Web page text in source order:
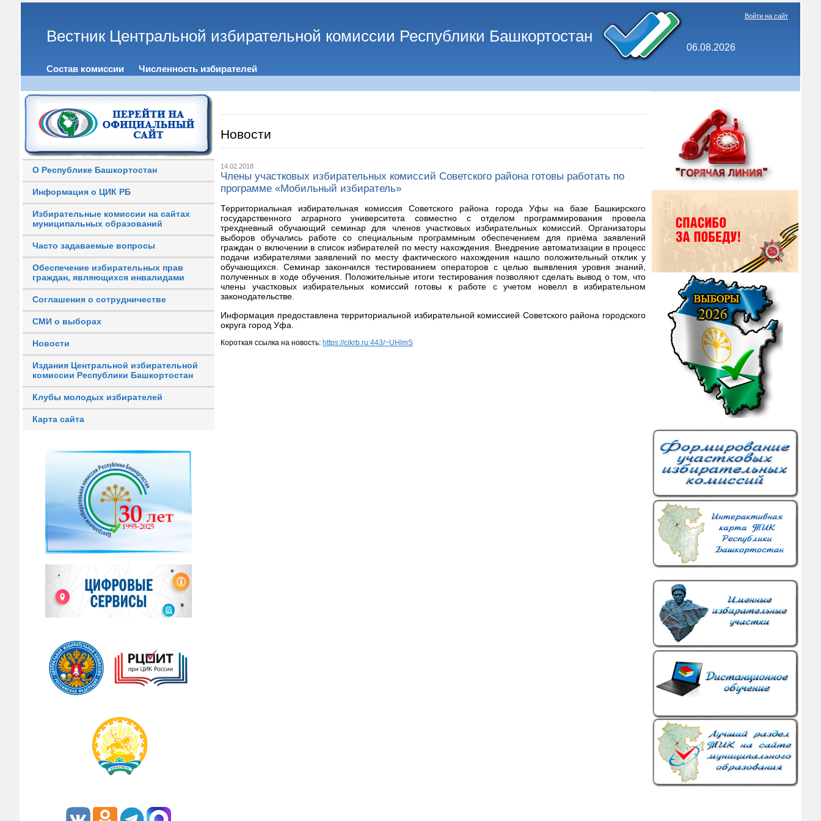
Вестник Центральной избирательной комиссии Республики Башкортостан
06.08.2026
Войти на сайт
Состав комиссии Численность избирателей
О Республике Башкортостан
Информация о ЦИК РБ
Избирательные комиссии на сайтах
муниципальных образований
Часто задаваемые вопросы
Обеспечение избирательных прав
граждан, являющихся инвалидами
Соглашения о сотрудничестве
СМИ о выборах
Новости
Издания Центральной избирательной
комиссии Республики Башкортостан
Клубы молодых избирателей
Карта сайта
Новости
14.02.2018
Члены участковых избирательных комиссий Советского района готовы работать по
программе «Мобильный избиратель»
Территориальная избирательная комиссия Советского района города Уфы на базе Башкирского
государственного аграрного университета совместно с отделом программирования провела
трехдневный обучающий семинар для членов участковых избирательных комиссий. Организаторы
выборов обучались работе со специальным программным обеспечением для приёма заявлений
граждан о включении в список избирателей по месту нахождения. Внедрение автоматизации в процесс
подачи избирателями заявлений по месту фактического нахождения нашло положительный отклик у
обучающихся. Семинар закончился тестированием операторов с целью выявления уровня знаний,
полученных в ходе обучения. Положительные итоги тестирования позволяют сделать вывод о том, что
члены участковых избирательных комиссий готовы к работе с учетом новелл в избирательном
законодательстве.
Информация предоставлена территориальной избирательной комиссией Советского района городского
округа город Уфа.
Короткая ссылка на новость: https://cikrb.ru:443/~UHlmS